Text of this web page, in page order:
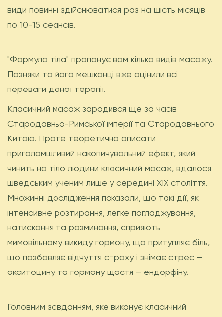
види повинні здійснюватися раз на шість місяців
по 10-15 сеансів.
"Формула тіла" пропонує вам кілька видів масажу.
Позняки та його мешканці вже оцінили всі
переваги даної терапії.
Класичний масаж зародився ще за часів
Стародавньо-Римської імперії та Стародавнього
Китаю. Проте теоретично описати
приголомшливий накопичувальний ефект, який
чинить на тіло людини класичний масаж, вдалося
шведським ученим лише у середині ХІХ століття.
Множинні дослідження показали, що такі дії, як
інтенсивне розтирання, легке погладжування,
натискання та розминання, сприяють
мимовільному викиду гормону, що притупляє біль,
що позбавляє відчуття страху і знімає стрес –
окситоцину та гормону щастя – ендорфіну.
Головним завданням, яке виконує класичний